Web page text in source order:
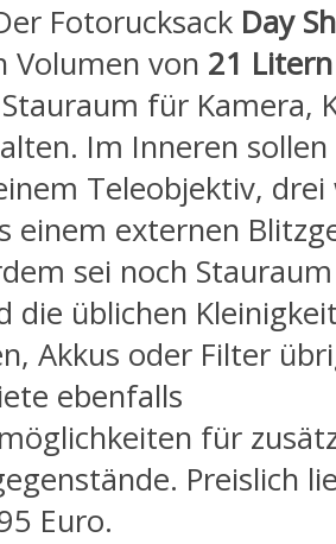
Fotorucksack Day
Volumen von 21 Litern
für Kamera,
Im Inneren
Teleobjektiv,
einem externen
sei noch
die üblichen
Akkus oder Filter
ebenfalls
für
Preislich
Euro.